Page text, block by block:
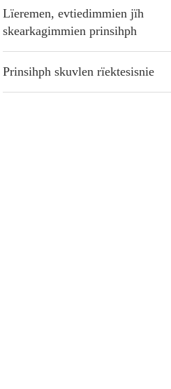
Lïeremen, evtiedimmien jïh
skearkagimmien prinsihph
Prinsihph skuvlen rïektesisnie